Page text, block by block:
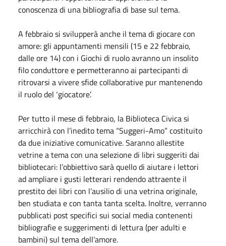
conoscenza di una bibliografia di base sul tema.
A febbraio si svilupperà anche il tema di giocare con
amore: gli appuntamenti mensili (15 e 22 febbraio,
dalle ore 14) con i Giochi di ruolo avranno un insolito
filo conduttore e permetteranno ai partecipanti di
ritrovarsi a vivere sfide collaborative pur mantenendo
il ruolo del ‘giocatore’.
Per tutto il mese di febbraio, la Biblioteca Civica si
arricchirà con l’inedito tema “Suggeri-Amo” costituito
da due iniziative comunicative. Saranno allestite
vetrine a tema con una selezione di libri suggeriti dai
bibliotecari: l’obbiettivo sarà quello di aiutare i lettori
ad ampliare i gusti letterari rendendo attraente il
prestito dei libri con l’ausilio di una vetrina originale,
ben studiata e con tanta tanta scelta. Inoltre, verranno
pubblicati post specifici sui social media contenenti
bibliografie e suggerimenti di lettura (per adulti e
bambini) sul tema dell’amore.